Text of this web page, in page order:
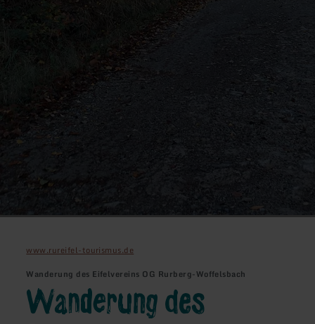
www.rureifel-tourismus.de
Wanderung des Eifelvereins OG Rurberg-Woffelsbach
Wanderung des